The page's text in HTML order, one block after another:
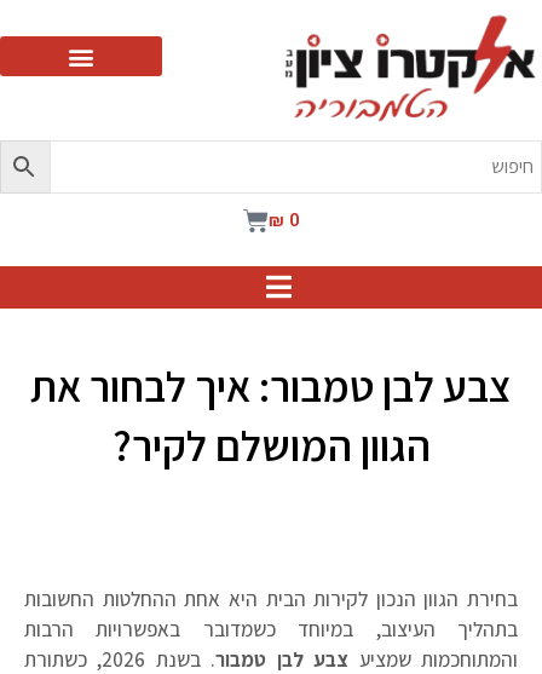
₪ 0
עגלת
צבע לבן טמבור: איך לבחור את
הגוון המושלם לקיר?
בחירת הגוון הנכון לקירות הבית היא אחת ההחלטות החשובות
בתהליך העיצוב, במיוחד כשמדובר באפשרויות הרבות
והמתוחכמות שמציע צבע לבן טמבור
. בשנת 2026, כשתורת